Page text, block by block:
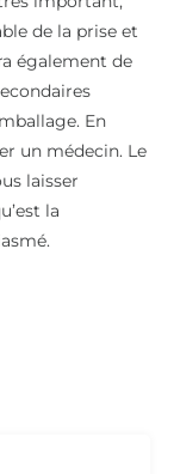
de la prise et
également de
En
un médecin. Le
laisser
la